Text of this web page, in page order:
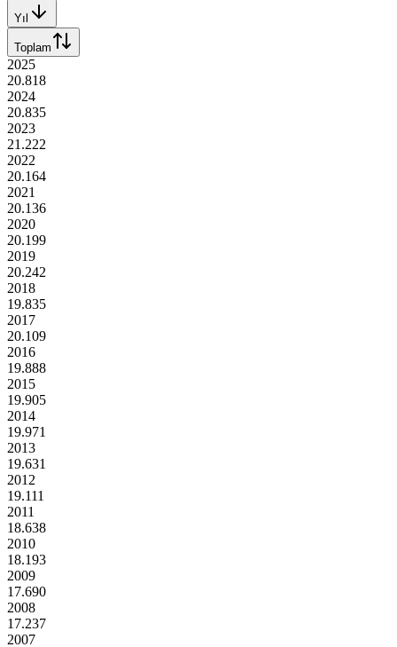
Yıl
Toplam
2025
20.818
2024
20.835
2023
21.222
2022
20.164
2021
20.136
2020
20.199
2019
20.242
2018
19.835
2017
20.109
2016
19.888
2015
19.905
2014
19.971
2013
19.631
2012
19.111
2011
18.638
2010
18.193
2009
17.690
2008
17.237
2007